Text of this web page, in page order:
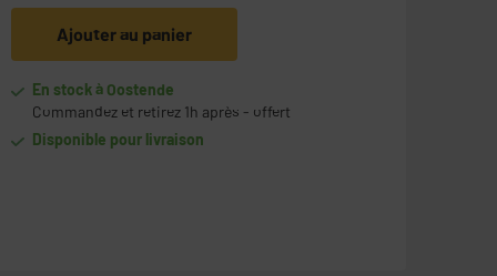
Ajouter au panier
En stock à Oostende
Commandez et retirez 1h après - offert
Disponible pour livraison